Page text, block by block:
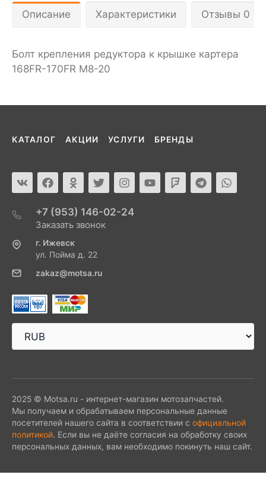
Описание Характеристики Отзывы 0
Болт крепления редуктора к крышке картера
168FR-170FR M8-20
КАТАЛОГ АКЦИИ УСЛУГИ БРЕНДЫ
+7 (953) 146-02-24
Заказать звонок
г. Ижевск
ул. Пойма д. 22
zakaz@motsa.ru
2025 © Motsa.ru - интернет-магазин мотозапчастей.
Мы получаем и обрабатываем персональные данные
посетителей нашего сайта в соответствии с официальной
политикой. Если вы не даёте согласия на обработку своих
персональных данных, вам необходимо покинуть наш сайт.